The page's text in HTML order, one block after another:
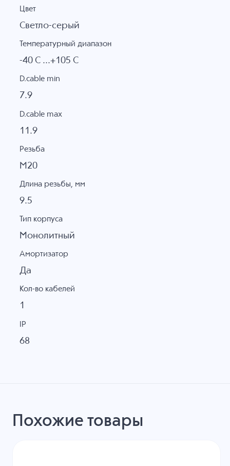
Цвет
Светло-серый
Температурный диапазон
-40 C ...+105 C
D.cable min
7.9
D.cable max
11.9
Резьба
M20
Длина резьбы, мм
9.5
Тип корпуса
Монолитный
Амортизатор
Да
Кол-во кабелей
1
IP
68
Похожие товары